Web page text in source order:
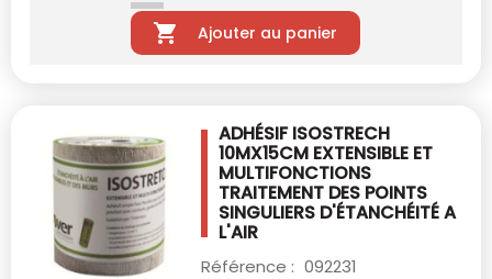
Ajouter au panier
ADHÉSIF ISOSTRECH
10MX15CM EXTENSIBLE ET
MULTIFONCTIONS
TRAITEMENT DES POINTS
SINGULIERS D'ÉTANCHÉITÉ A
L'AIR
Référence : 092231